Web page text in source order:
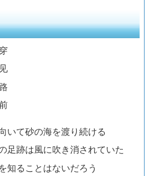
いて砂の海を渡り続ける
足跡は風に吹き消されていた
知ることはないだろう